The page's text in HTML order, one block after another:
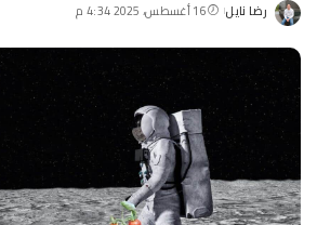
Posted
رضا نايل 16 أغسطس، 2025 4:34 م